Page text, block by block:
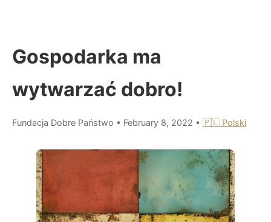
Gospodarka ma
wytwarzać dobro!
Fundacja Dobre Państwo • February 8, 2022 • 🇵🇱 Polski